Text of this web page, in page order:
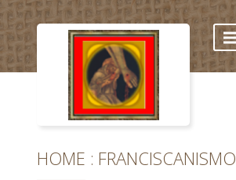
HOME FRANCISCANISMO